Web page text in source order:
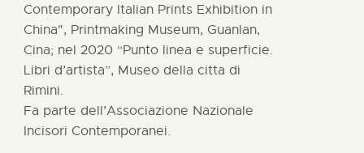
Contemporary Italian Prints Exhibition in
China", Printmaking Museum, Guanlan,
Cina; nel 2020 “Punto linea e superficie.
Libri d’artista”, Museo della citta di
Rimini.
Fa parte dell’Associazione Nazionale
Incisori Contemporanei.